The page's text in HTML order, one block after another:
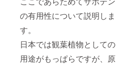
の有用性について説明しま
す。
日本では観葉植物としての
用途がもっぱらですが、原